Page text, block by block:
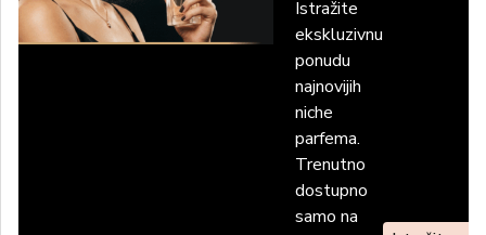
Istražite
ekskluzivnu
ponudu
najnovijih
niche
parfema.
Trenutno
dostupno
samo na